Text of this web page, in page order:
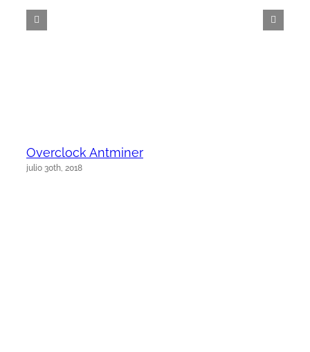
Overclock Antminer
julio 30th, 2018